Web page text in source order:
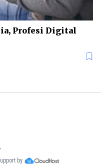
Profesi Digital
by